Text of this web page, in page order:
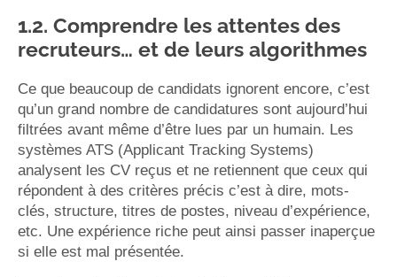
1.2. Comprendre les attentes des
recruteurs… et de leurs algorithmes
Ce que beaucoup de candidats ignorent encore, c’est
qu’un grand nombre de candidatures sont aujourd’hui
filtrées avant même d’être lues par un humain. Les
systèmes ATS (Applicant Tracking Systems)
analysent les CV reçus et ne retiennent que ceux qui
répondent à des critères précis c’est à dire, mots-
clés, structure, titres de postes, niveau d’expérience,
etc. Une expérience riche peut ainsi passer inaperçue
si elle est mal présentée.